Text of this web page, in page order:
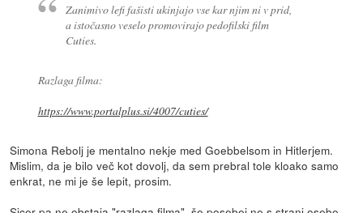
Zanimivo lefi fašisti ukinjajo vse kar njim ni v prid,
a istočasno veselo promovirajo pedofilski film
Cuties.
Razlaga filma:
https://www.portalplus.si/4007/cuties/
Simona Rebolj je mentalno nekje med Goebbelsom in Hitlerjem.
Mislim, da je bilo več kot dovolj, da sem prebral tole kloako samo
enkrat, ne mi je še lepit, prosim.